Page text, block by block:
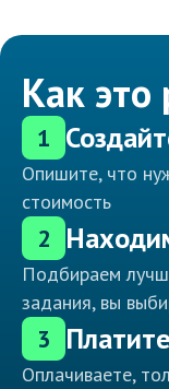
Как это
1
Опишите, что
стоимость
2
Подбираем
задания, вы
3
Оплачиваете,